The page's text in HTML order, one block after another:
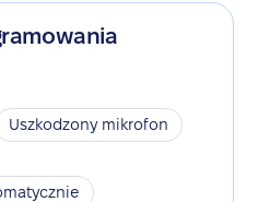
Uszkodzony mikrofon